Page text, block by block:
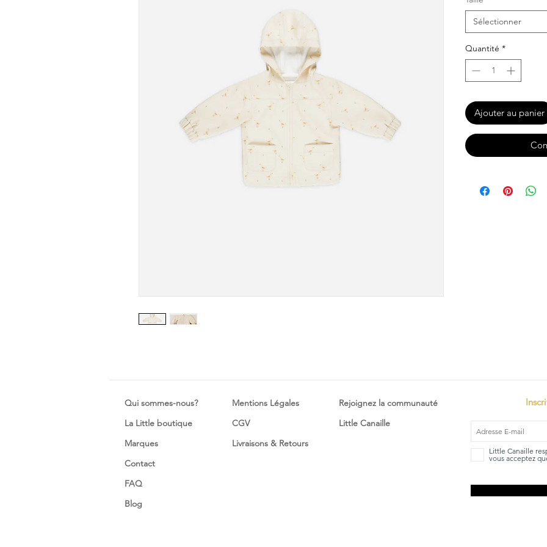
Sélectionner
Quantité *
Ajouter au panier
Qui sommes-nous?
La Little boutique
Marques
Contact
FAQ
Blog
Mentions Légales
CGV
Livraisons & Retours
Rejoignez la communauté
Little Canaille
Little Canaille
vous acceptez